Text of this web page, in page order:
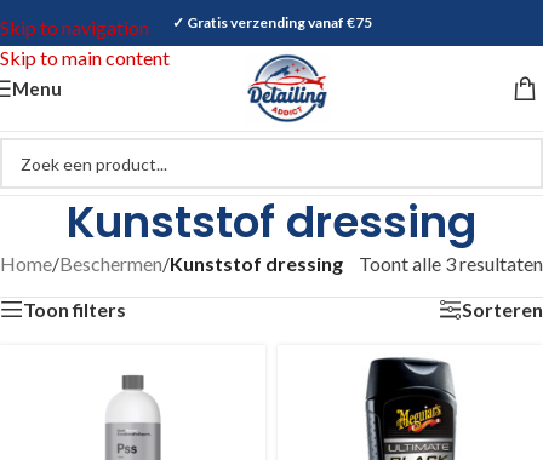
Skip to navigation
Skip to main content
✓ Gratis verzending vanaf €75
Menu
Kunststof dressing
Home/Beschermen/Kunststof dressing
Toont alle 3 resultaten
Toon filters
Sorteren